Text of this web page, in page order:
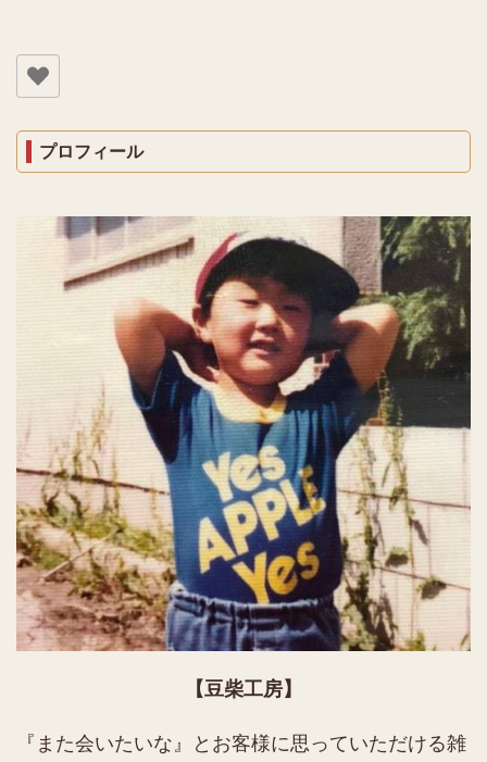
プロフィール
【豆柴工房】
『また会いたいな』とお客様に思っていただける雑